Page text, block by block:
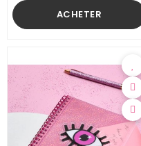
ACHETER